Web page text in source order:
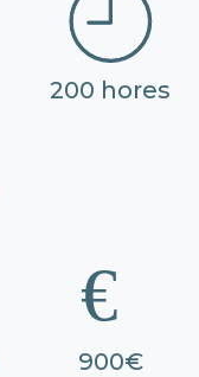
200 hores
900€